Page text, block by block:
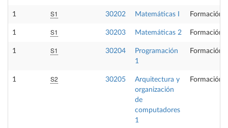
1 S1 30202 Matemáticas I Formación
1 S1 30203 Matemáticas 2 Formación
1 S1 30204
Programación
1
Formación
1 S2 30205
Arquitectura y
organización
de
computadores
1
Formación